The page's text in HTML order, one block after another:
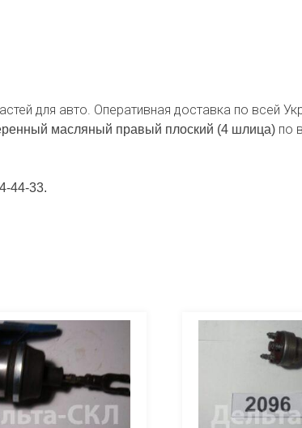
для авто. Оперативная доставка по всей
масляный правый плоский (4 шлица) по
44-33.